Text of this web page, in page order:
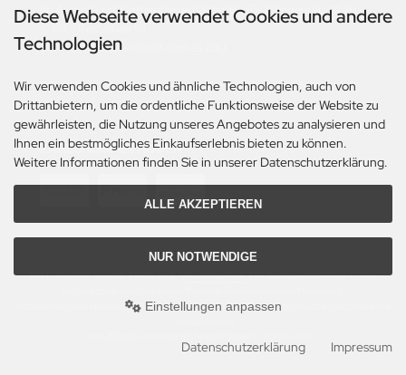
Im August und September erhalten Sie 5% Mengenrabatt ab
€ 60,- Bestellwert!!!
(mit Vorauskasserabatt sind es 8%).
Der Rabatt gilt nur für Lieferungen innerhalb Deutschlands.
ZAHLUNGSMETHODEN
Alle Preise inkl. gesetzl. MwSt. zzgl.Versandkosten. Die durchgestrichenen Preise
Vitakeim vegane Naturkost © 2026 | Template © 2009-2026 by modified eCommerce
Diese Webseite verwendet Cookies und andere
Technologien
Wir verwenden Cookies und ähnliche Technologien, auch von
Drittanbietern, um die ordentliche Funktionsweise der Website zu
gewährleisten, die Nutzung unseres Angebotes zu analysieren und
Ihnen ein bestmögliches Einkaufserlebnis bieten zu können.
Weitere Informationen finden Sie in unserer Datenschutzerklärung.
ALLE AKZEPTIEREN
NUR NOTWENDIGE
Einstellungen anpassen
Datenschutzerklärung Impressum